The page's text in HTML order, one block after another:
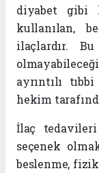
diyabet gibi
kullanılan,
ilaçlardır.
ayrıntılı
hekim
İlaç
seçenek
beslenme,